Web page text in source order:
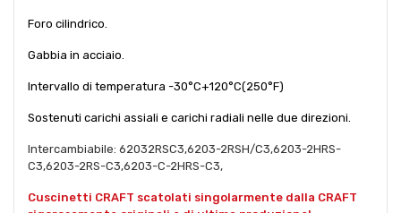
Foro cilindrico.
Gabbia in acciaio.
Intervallo di temperatura -30°C+120°C(250°F)
Sostenuti carichi assiali e carichi radiali nelle due direzioni.
Intercambiabile: 62032RSC3,6203-2RSH/C3,6203-2HRS-
C3,6203-2RS-C3,6203-C-2HRS-C3,
Cuscinetti CRAFT scatolati singolarmente dalla CRAFT